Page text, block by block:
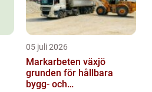
05 juli 2026
Markarbeten växjö
grunden för hållbara
bygg- och